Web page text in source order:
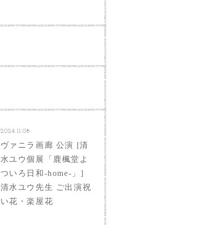
2024.11.08
ヴァニラ画廊 公演 [清
水ユウ個展「鹿楓堂よ
ついろ日和-home-」]
清水ユウ先生 ご出演祝
い花・楽屋花